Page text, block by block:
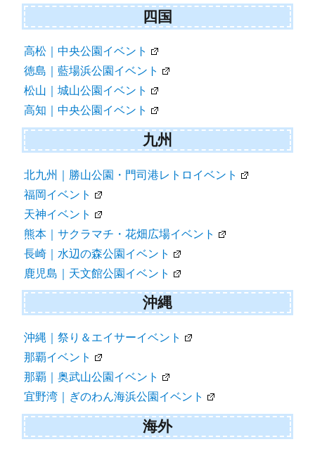
四国
高松｜中央公園イベント
徳島｜藍場浜公園イベント
松山｜城山公園イベント
高知｜中央公園イベント
九州
北九州｜勝山公園・門司港レトロイベント
福岡イベント
天神イベント
熊本｜サクラマチ・花畑広場イベント
長崎｜水辺の森公園イベント
鹿児島｜天文館公園イベント
沖縄
沖縄｜祭り＆エイサーイベント
那覇イベント
那覇｜奥武山公園イベント
宜野湾｜ぎのわん海浜公園イベント
海外